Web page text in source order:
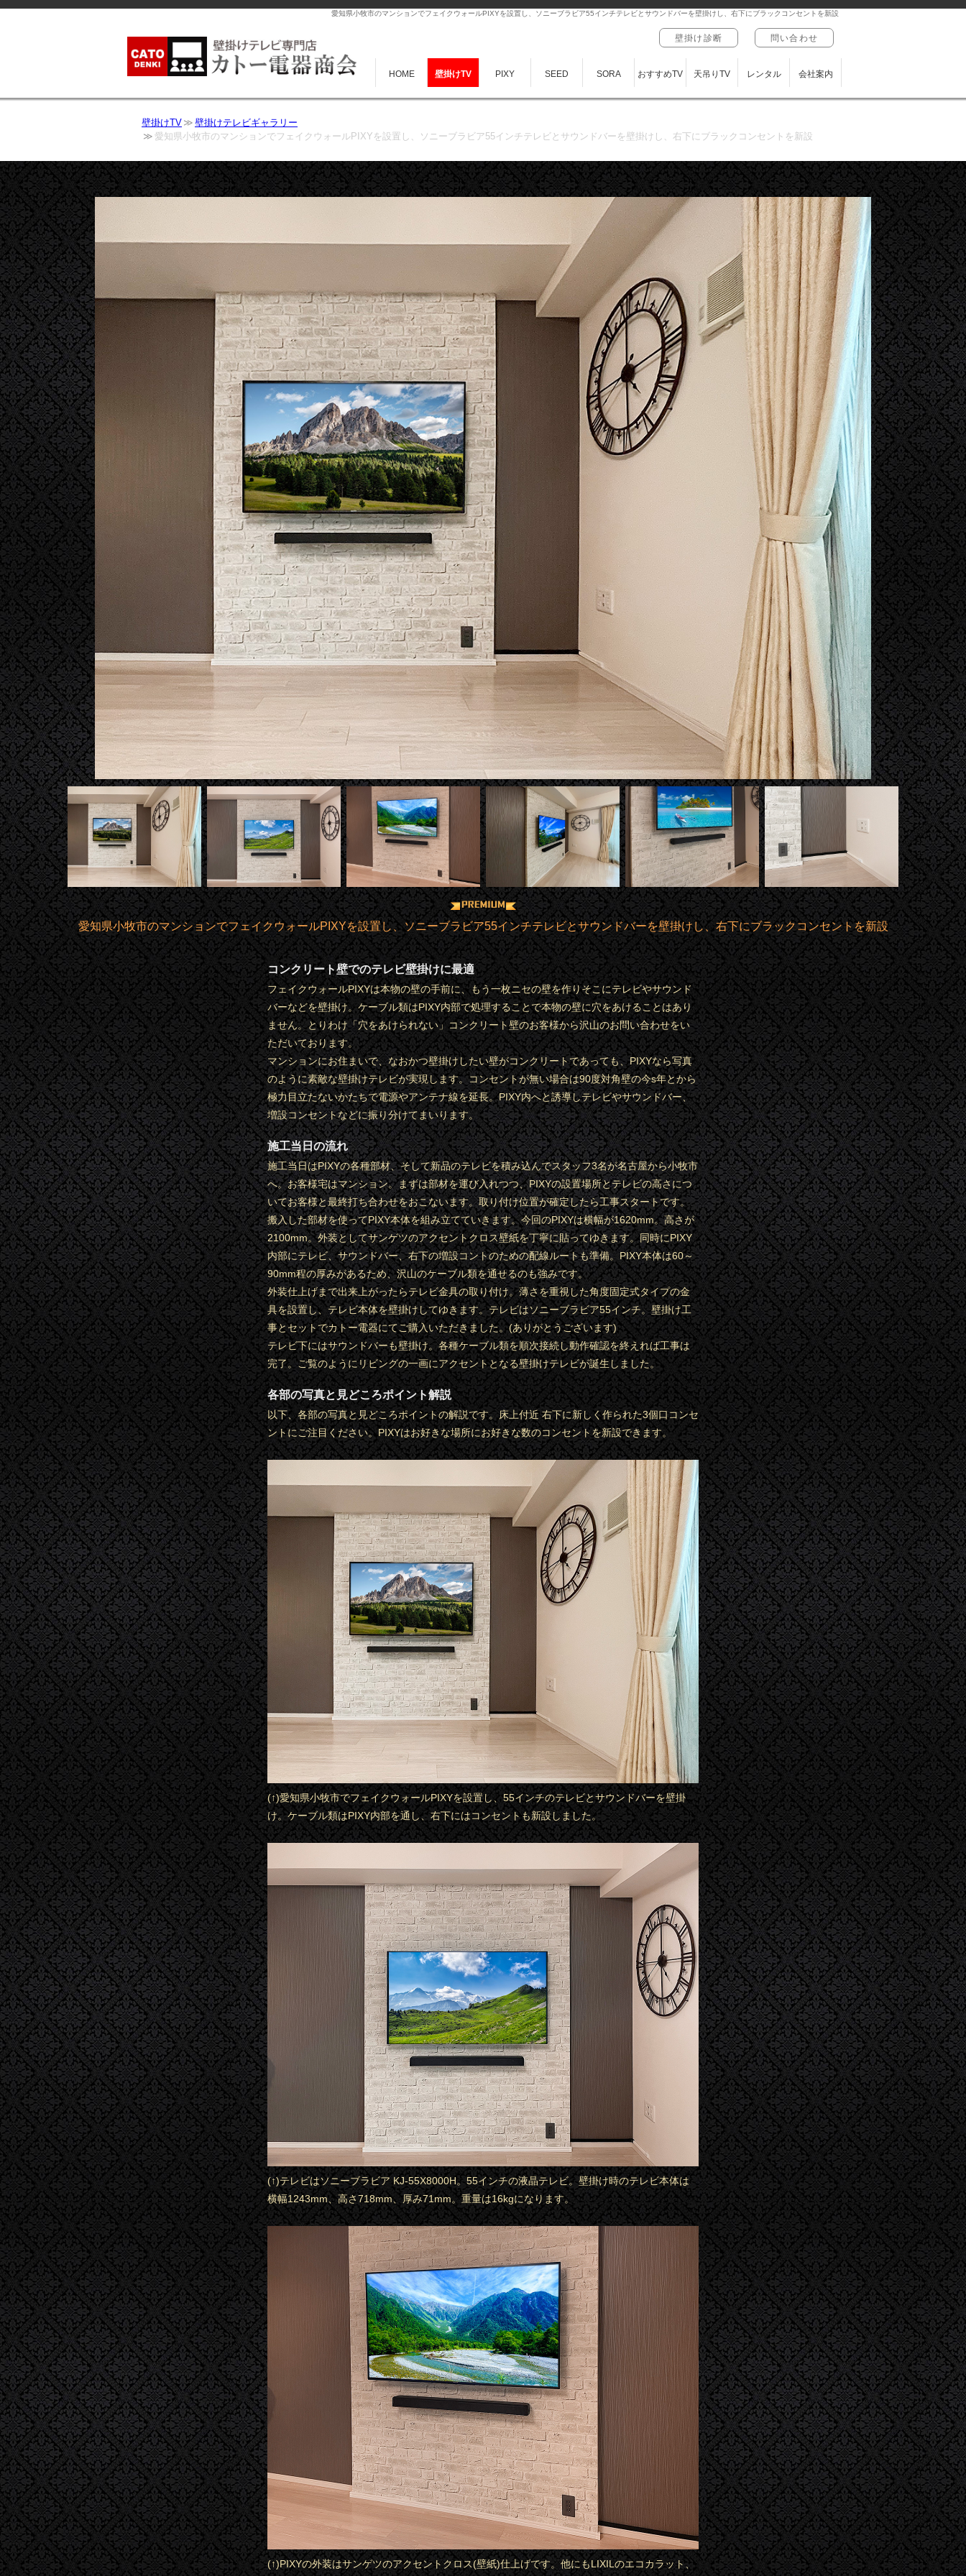
愛知県小牧市のマンションでフェイクウォールPIXYを設置し、ソニーブラビア55インチテレビとサウンドバーを壁掛けし、右下にブラックコンセントを新設
壁掛け診断 問い合わせ
HOME 壁掛けTV PIXY SEED SORA おすすめTV 天吊りTV レンタル 会社案内
壁掛けTV
壁掛けテレビギャラリー
愛知県小牧市のマンションでフェイクウォールPIXYを設置し、ソニーブラビア55インチテレビとサウンドバーを壁掛けし、右下にブラックコンセントを新設
愛知県小牧市のマンションでフェイクウォールPIXYを設置し、ソニーブラビア55インチテレビとサウンドバーを壁掛けし、右下にブラックコンセントを新設
コンクリート壁でのテレビ壁掛けに最適
フェイクウォールPIXYは本物の壁の手前に、もう一枚ニセの壁を作りそこにテレビやサウンド
バーなどを壁掛け。ケーブル類はPIXY内部で処理することで本物の壁に穴をあけることはあり
ません。とりわけ「穴をあけられない」コンクリート壁のお客様から沢山のお問い合わせをい
ただいております。
マンションにお住まいで、なおかつ壁掛けしたい壁がコンクリートであっても、PIXYなら写真
のように素敵な壁掛けテレビが実現します。コンセントが無い場合は90度対角壁の今s年とから
極力目立たないかたちで電源やアンテナ線を延長。PIXY内へと誘導しテレビやサウンドバー、
増設コンセントなどに振り分けてまいります。
施工当日の流れ
施工当日はPIXYの各種部材、そして新品のテレビを積み込んでスタッフ3名が名古屋から小牧市
へ。お客様宅はマンション。まずは部材を運び入れつつ、PIXYの設置場所とテレビの高さにつ
いてお客様と最終打ち合わせをおこないます。取り付け位置が確定したら工事スタートです。
搬入した部材を使ってPIXY本体を組み立てていきます。今回のPIXYは横幅が1620mm。高さが
2100mm。外装としてサンゲツのアクセントクロス壁紙を丁寧に貼ってゆきます。同時にPIXY
内部にテレビ、サウンドバー、右下の増設コントのための配線ルートも準備。PIXY本体は60～
90mm程の厚みがあるため、沢山のケーブル類を通せるのも強みです。
外装仕上げまで出来上がったらテレビ金具の取り付け。薄さを重視した角度固定式タイプの金
具を設置し、テレビ本体を壁掛けしてゆきます。テレビはソニーブラビア55インチ。壁掛け工
事とセットでカトー電器にてご購入いただきました。(ありがとうございます)
テレビ下にはサウンドバーも壁掛け。各種ケーブル類を順次接続し動作確認を終えれば工事は
完了。ご覧のようにリビングの一画にアクセントとなる壁掛けテレビが誕生しました。
各部の写真と見どころポイント解説
以下、各部の写真と見どころポイントの解説です。床上付近 右下に新しく作られた3個口コンセ
ントにご注目ください。PIXYはお好きな場所にお好きな数のコンセントを新設できます。
(↑)愛知県小牧市でフェイクウォールPIXYを設置し、55インチのテレビとサウンドバーを壁掛
け。ケーブル類はPIXY内部を通し、右下にはコンセントも新設しました。
(↑)テレビはソニーブラビア KJ-55X8000H。55インチの液晶テレビ。壁掛け時のテレビ本体は
横幅1243mm、高さ718mm、厚み71mm。重量は16kgになります。
(↑)PIXYの外装はサンゲツのアクセントクロス(壁紙)仕上げです。他にもLIXILのエコカラット、